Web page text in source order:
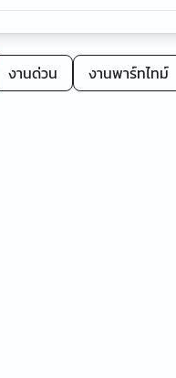
งานด่วน งานพาร์ทไทม์